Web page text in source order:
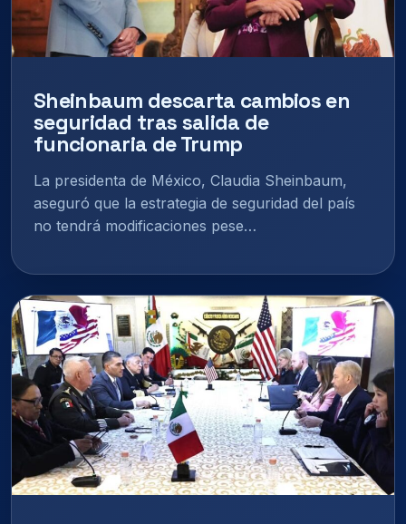
Sheinbaum descarta cambios en
seguridad tras salida de
funcionaria de Trump
La presidenta de México, Claudia Sheinbaum,
aseguró que la estrategia de seguridad del país
no tendrá modificaciones pese…